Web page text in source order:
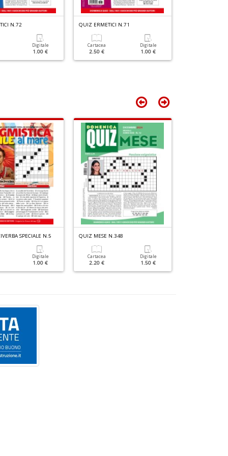
N.72
Digitale
1.00 €
QUIZ ERMETICI N.71
Cartacea
2.50 €
Digitale
1.00 €
SPECIALE N.5
Digitale
1.00 €
QUIZ MESE N.348
Cartacea
2.20 €
Digitale
1.50 €